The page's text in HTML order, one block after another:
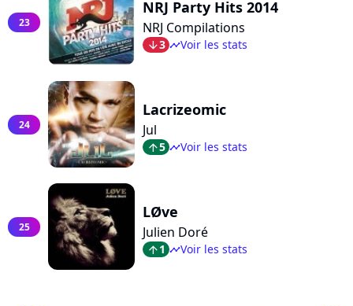
23
NRJ Party Hits 2014
NRJ Compilations
arrow_bot3 timelineVoir les stats
24
Lacrizeomic
Jul
arrow_top5 timelineVoir les stats
25
LØve
Julien Doré
arrow_top1 timelineVoir les stats